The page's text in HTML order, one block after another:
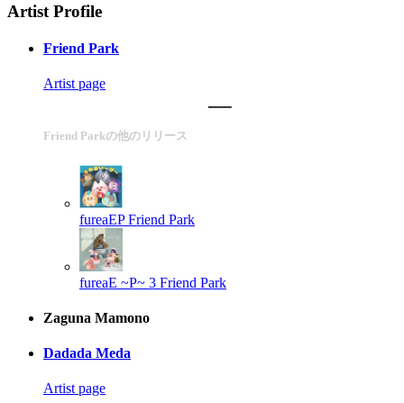
Artist Profile
Friend Park
Artist page
Friend Parkの他のリリース
fureaEP Friend Park
fureaE ~P~ 3 Friend Park
Zaguna Mamono
Dadada Meda
Artist page